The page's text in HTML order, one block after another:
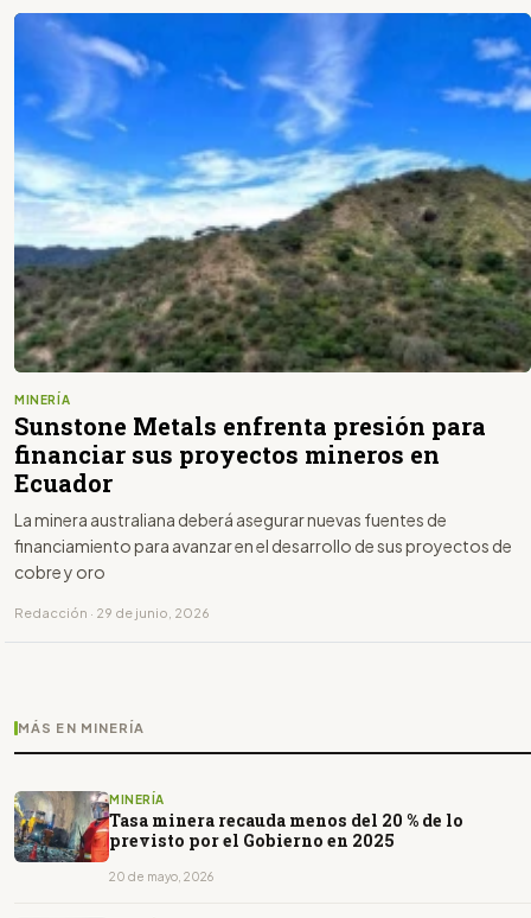
MINERÍA
Sunstone Metals enfrenta presión para
financiar sus proyectos mineros en
Ecuador
La minera australiana deberá asegurar nuevas fuentes de
financiamiento para avanzar en el desarrollo de sus proyectos de
cobre y oro
Redacción · 29 de junio, 2026
MÁS EN MINERÍA
MINERÍA
Tasa minera recauda menos del 20 % de lo
previsto por el Gobierno en 2025
20 de mayo, 2026